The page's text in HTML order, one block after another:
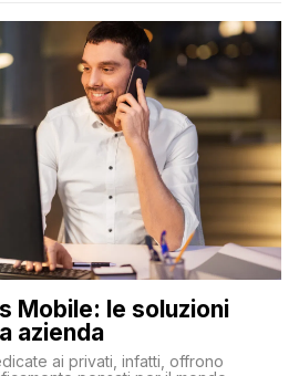
Mobile: le soluzioni
azienda
ai privati, infatti, offrono